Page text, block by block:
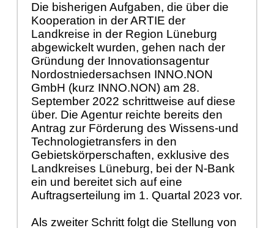
Die bisherigen Aufgaben, die über die
Kooperation in der ARTIEder
Landkreise in der Region Lüneburg
abgewickelt wurden, gehen nach der
Gründung der Innovationsagentur
Nordostniedersachsen INNO.NON
GmbH (kurz INNO.NON) am 28.
September 2022 schrittweise auf diese
über. Die Agentur reichte bereits den
Antrag zur Förderung des Wissens-und
Technologietransfers in den
Gebietskörperschaften, exklusive des
Landkreises Lüneburg, bei der N-Bank
ein und bereitet sich auf eine
Auftragserteilung im 1. Quartal 2023 vor.
Als zweiter Schritt folgt die Stellung von